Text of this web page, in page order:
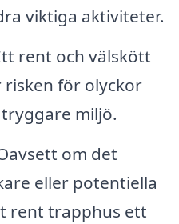
viktiga aktiviteter.
rent och välskött
för olyckor
miljö.
om det
eller potentiella
rent trapphus ett